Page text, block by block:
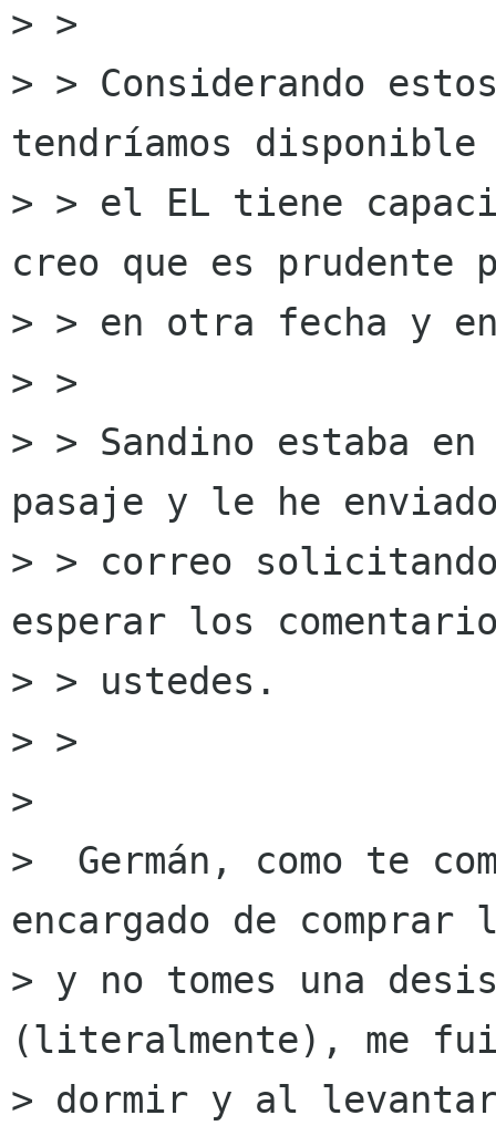
> >
> > Considerando
tendríamos disponible
> > el EL tiene
creo que es prudente
> > en otra fecha y
> >
> > Sandino estaba
pasaje y le he
> > correo
esperar los
> > ustedes.
> >
>
>  Germán, como te
encargado de comprar
> y no tomes una
(literalmente), me
> dormir y al